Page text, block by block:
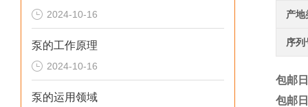
2024-10-16
泵的工作原理
2024-10-16
泵的运用领域
产地
序列
包邮
包邮